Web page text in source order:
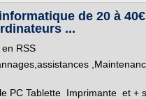
de 20 à
...
RSS
PC Tablette Imprimante et +